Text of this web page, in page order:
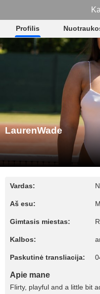
Profilis
LaurenWade
Vardas:
Aš esu:
Gimtasis miestas:
Kalbos:
Paskutinė transliacija:
Apie mane
Flirty, playful and a little bit